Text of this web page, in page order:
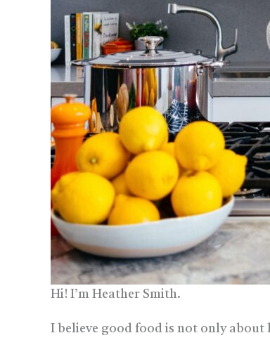
Hi! I’m Heather Smith.
I believe good food is not only